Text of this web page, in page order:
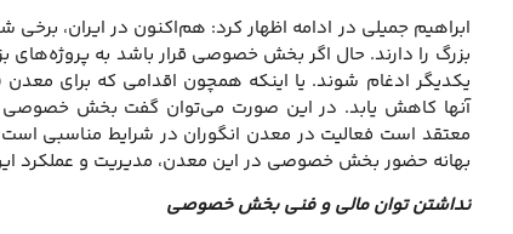
ابراهیم جمیلی در ادامه اظهار کرد: هم‌اکنون در ایران،
بزرگ را دارند. حال اگر بخش خصوصی قرار باشد به
یکدیگر ادغام شوند. یا اینکه همچون اقدامی که برای معدن
آنها کاهش یابد. در این صورت می‌توان گفت بخش خصوصی
معتقد است فعالیت در معدن انگوران در شرایط مناسبی
بهانه حضور بخش خصوصی در این معدن، مدیریت و عملکرد
نداشتن توان مالی و فنی بخش خصوصی